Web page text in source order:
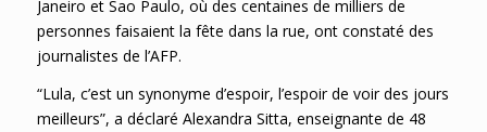
Janeiro et Sao Paulo, où des centaines de milliers de
personnes faisaient la fête dans la rue, ont constaté des
journalistes de l’AFP.
“Lula, c’est un synonyme d’espoir, l’espoir de voir des jours
meilleurs”, a déclaré Alexandra Sitta, enseignante de 48